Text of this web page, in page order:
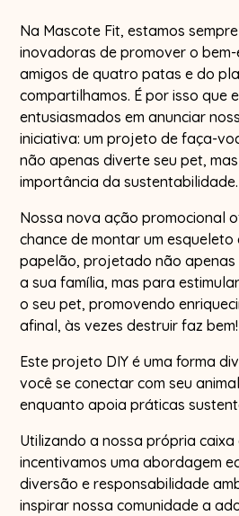
Na Mascote Fit, estamos
inovadoras de promover o
amigos de quatro patas e do
compartilhamos. É por isso que
entusiasmados em anunciar
iniciativa: um projeto de faça-
não apenas diverte seu pet,
importância da sustentabilidade.
Nossa nova ação promocional
chance de montar um
papelão, projetado não
a sua família, mas para
o seu pet, promovendo
afinal, às vezes destruir faz bem!
Este projeto DIY é uma forma
você se conectar com seu
enquanto apoia práticas
Utilizando a nossa própria caixa
incentivamos uma abordagem
diversão e responsabilidade
inspirar nossa comunidade a